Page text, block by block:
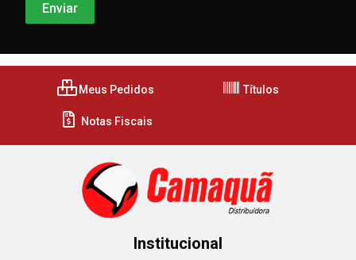
Meus Pedidos Títulos
Notas Fiscais
Institucional